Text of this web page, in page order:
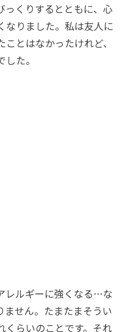
っくりするとともに、心
なりました。私は友人に
とはなかったけれど、
た。
レルギーに強くなる…な
ません。たまたまそうい
くらいのことです。それ